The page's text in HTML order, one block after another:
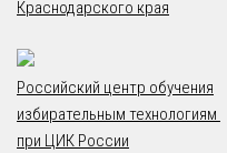
Краснодарского края
Российский центр обучения
избирательным технологиям
при ЦИК России